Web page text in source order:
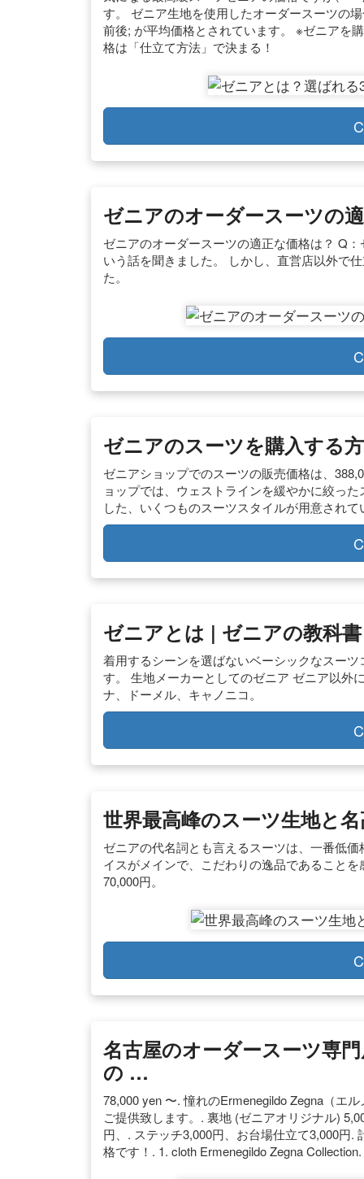
す。 ゼニア生地を使用したオーダースーツの
前後; が平均価格とされています。 ※ゼニアを
格は「仕立て方法」で決まる！
ゼニアのオーダースーツの
ゼニアのオーダースーツの適正な価格は？ Q
いう話を聞きました。 しかし、直営店以外で
た。
ゼニアのスーツを購入する
ゼニアショップでのスーツの販売価格は、
ョップでは、ウェストラインを緩やかに絞っ
した、いくつものスーツスタイルが用意されて
ゼニアとは | ゼニアの教科書
着用するシーンを選ばないベーシックなスー
す。 生地メーカーとしてのゼニア ゼニア以外
ナ、ドーメル、キャノニコ。
世界最高峰のスーツ生地と
ゼニアの代名詞とも言えるスーツは、一番低
イスがメインで、こだわりの逸品であること
70,000円。
名古屋のオーダースーツ専
の …
78,000 yen 〜. 憧れのErmenegildo Zegna（エ
ご提供致します。. 裏地 (ゼニアオリジナル)
円、. ステッチ3,000円、お台場仕立て3,000円
格です！. 1. cloth Ermenegildo Zegna Collection.